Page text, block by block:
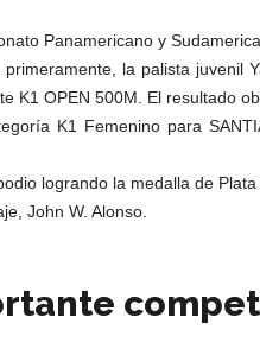
Panamericano y
la palista juvenil
OPEN 500M. El resultado
K1 Femenino para
logrando la medalla de Plata
John W. Alonso.